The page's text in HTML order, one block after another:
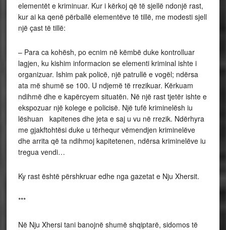
elementët e kriminuar. Kur i kërkoj që të sjellë ndonjë rast,
kur ai ka qenë përballë elementëve të tillë, me modesti sjell
një çast të tillë:
– Para ca kohësh, po ecnim në këmbë duke kontrolluar
lagjen, ku kishim informacion se elementi kriminal ishte i
organizuar. Ishim pak policë, një patrullë e vogël; ndërsa
ata më shumë se 100. U ndjemë të rrezikuar. Kërkuam
ndihmë dhe e kapërcyem situatën. Në një rast tjetër ishte e
ekspozuar një kolege e policisë. Një tufë kriminelësh iu
lëshuan kapitenes dhe jeta e saj u vu në rrezik. Ndërhyra
me gjakftohtësi duke u tërhequr vëmendjen kriminelëve
dhe arrita që ta ndihmoj kapitetenen, ndërsa kriminelëve iu
tregua vendi…
Ky rast është përshkruar edhe nga gazetat e Nju Xhersit.
***
Në Nju Xhersi tani banojnë shumë shqiptarë, sidomos të